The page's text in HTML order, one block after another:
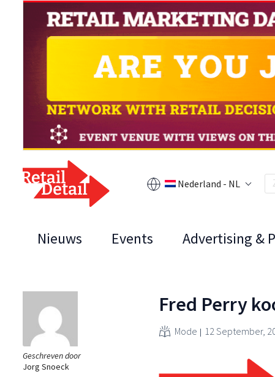
Nederland - NL
Nieuws Events Advertising &
Geschreven door
Jorg Snoeck
Fred Perry
Mode 12 September,